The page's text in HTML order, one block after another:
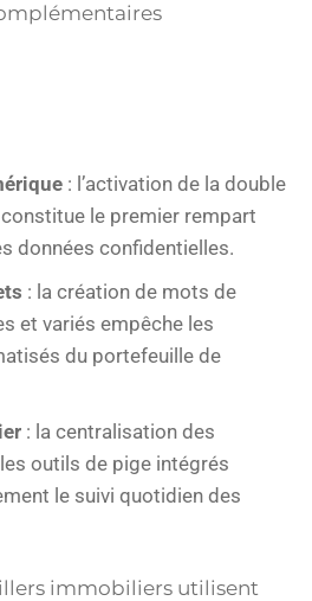
: l’activation de la double
le premier rempart
données confidentielles.
: la création de mots de
et variés empêche les
du portefeuille de
: la centralisation des
outils de pige intégrés
le suivi quotidien des
immobiliers utilisent